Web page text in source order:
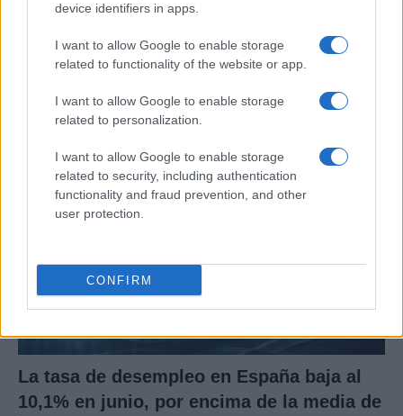
device identifiers in apps.
I want to allow Google to enable storage
related to functionality of the website or app.
I want to allow Google to enable storage
related to personalization.
I want to allow Google to enable storage
related to security, including authentication
functionality and fraud prevention, and other
user protection.
CONFIRM
Cómo medir la productividad por hora
trabajada y por trabajador
Explora la productividad desde diferentes ángulos y su…
ECONOMÍA
La tasa de desempleo en España baja al
10,1% en junio, por encima de la media de